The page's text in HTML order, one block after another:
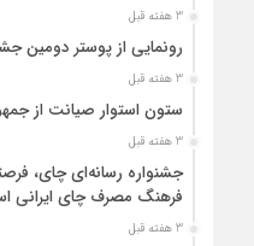
3 هفته قبل
رونمایی از پوستر دومین
3 هفته قبل
ستون استوار صیانت از
3 هفته قبل
جشنواره رسانه‌ای چای،
فرهنگ مصرف چای ایرانی
3 هفته قبل